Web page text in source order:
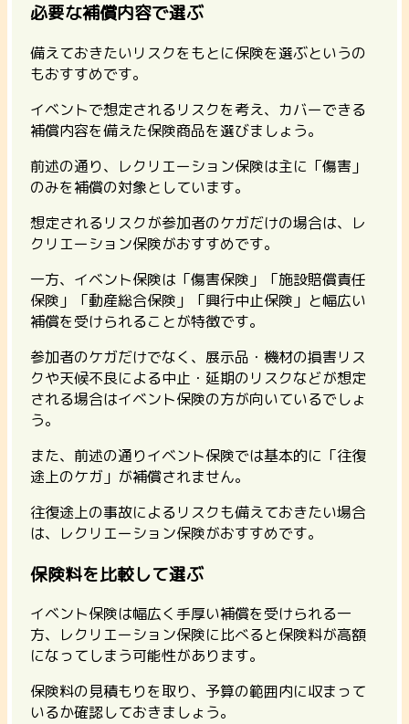
必要な補償内容で選ぶ
備えておきたいリスクをもとに保険を選ぶというの
もおすすめです。
イベントで想定されるリスクを考え、カバーできる
補償内容を備えた保険商品を選びましょう。
前述の通り、レクリエーション保険は主に「傷害」
のみを補償の対象としています。
想定されるリスクが参加者のケガだけの場合は、レ
クリエーション保険がおすすめです。
一方、イベント保険は「傷害保険」「施設賠償責任
保険」「動産総合保険」「興行中止保険」と幅広い
補償を受けられることが特徴です。
参加者のケガだけでなく、展示品・機材の損害リス
クや天候不良による中止・延期のリスクなどが想定
される場合はイベント保険の方が向いているでしょ
う。
また、前述の通りイベント保険では基本的に「往復
途上のケガ」が補償されません。
往復途上の事故によるリスクも備えておきたい場合
は、レクリエーション保険がおすすめです。
保険料を比較して選ぶ
イベント保険は幅広く手厚い補償を受けられる一
方、レクリエーション保険に比べると保険料が高額
になってしまう可能性があります。
保険料の見積もりを取り、予算の範囲内に収まって
いるか確認しておきましょう。